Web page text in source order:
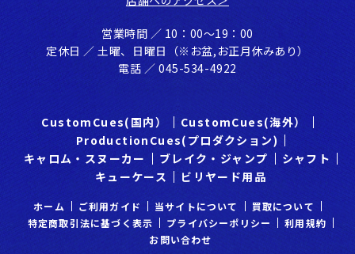
営業時間 ／ 10：00〜19：00
定休⽇ ／ ⼟曜、⽇曜⽇（※お盆,お正⽉休みあり）
電話 ／ 045-534-4922
CustomCues(国内）
CustomCues(海外）
ProductionCues(プロダクション)
キャロム・スヌーカー
ブレイク・ジャンプ
シャフト
キューケース
ビリヤード用品
ホーム ご利⽤ガイド 当サイトについて
買取について
特定商取引法に基づく表示
プライバシーポリシー
利⽤規約
お問い合わせ